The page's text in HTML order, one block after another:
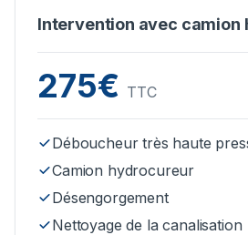
Intervention avec camion
275€ TTC
Déboucheur très haute
Camion hydrocureur
Désengorgement
Nettoyage de la canalisation